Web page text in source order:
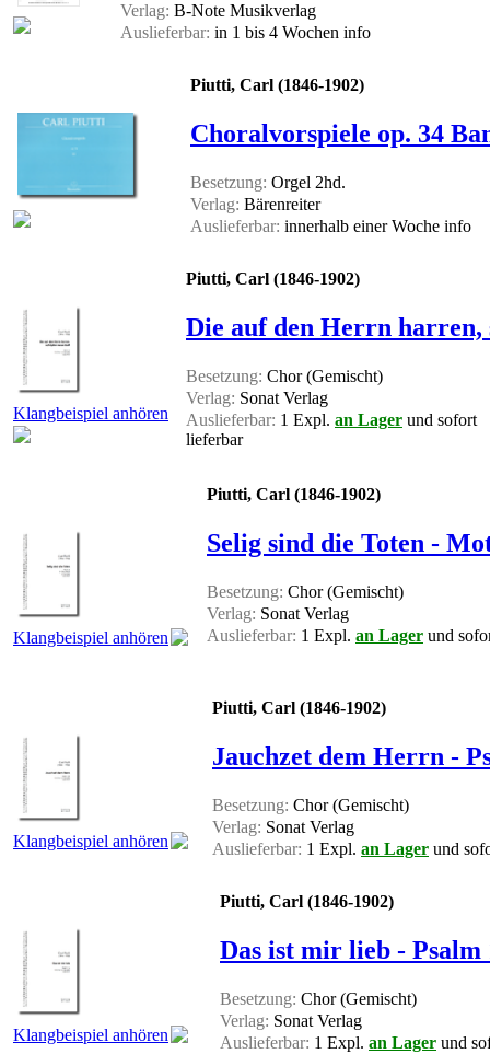
Verlag: B-Note Musikverlag
Auslieferbar: in 1 bis 4 Wochen info
Piutti, Carl (1846-1902)
Choralvorspiele op. 34
Besetzung: Orgel 2hd.
Verlag: Bärenreiter
Auslieferbar: innerhalb einer Woche info
Klangbeispiel anhören
Piutti, Carl (1846-1902)
Die auf den Herrn harren,
Besetzung: Chor (Gemischt)
Verlag: Sonat Verlag
Auslieferbar: 1 Expl. an Lager und sofort
lieferbar
Klangbeispiel anhören
Piutti, Carl (1846-1902)
Selig sind die Toten -
Besetzung: Chor (Gemischt)
Verlag: Sonat Verlag
Auslieferbar: 1 Expl. an Lager und
Klangbeispiel anhören
Piutti, Carl (1846-1902)
Jauchzet dem Herrn -
Besetzung: Chor (Gemischt)
Verlag: Sonat Verlag
Auslieferbar: 1 Expl. an Lager und
Klangbeispiel anhören
Piutti, Carl (1846-1902)
Das ist mir lieb - Psalm
Besetzung: Chor (Gemischt)
Verlag: Sonat Verlag
Auslieferbar: 1 Expl. an Lager und